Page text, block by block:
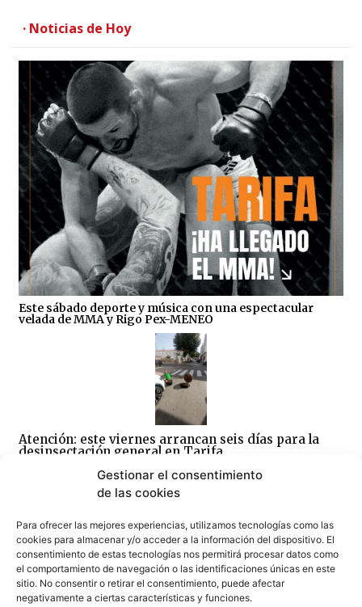
Gestionar el consentimiento
de las cookies
Para ofrecer las mejores experiencias, utilizamos tecnologías como las
cookies para almacenar y/o acceder a la información del dispositivo. El
consentimiento de estas tecnologías nos permitirá procesar datos como
el comportamiento de navegación o las identificaciones únicas en este
sitio. No consentir o retirar el consentimiento, puede afectar
negativamente a ciertas características y funciones.
· Noticias de Hoy
Este sábado deporte y música con una espectacular
velada de MMA y Rigo Pex-MENEO
Atención: este viernes arrancan seis días para la
desinsectación general en Tarifa
«Un día maravilloso en Tarifa»